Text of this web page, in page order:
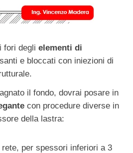
fori degli elementi di
e bloccati con iniezioni di
il fondo, dovrai posare in
con procedure diverse in
della lastra:
per spessori inferiori a 3